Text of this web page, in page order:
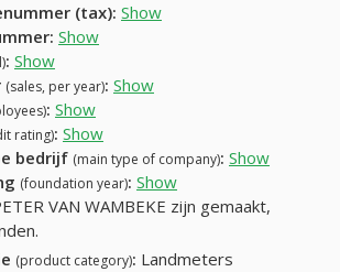
(tax): Show
Show
: Show
(sales, per year): Show
: Show
rating): Show
bedrijf (main type of company): Show
(foundation year): Show
VAN WAMBEKE zijn gemaakt,
(product category): Landmeters